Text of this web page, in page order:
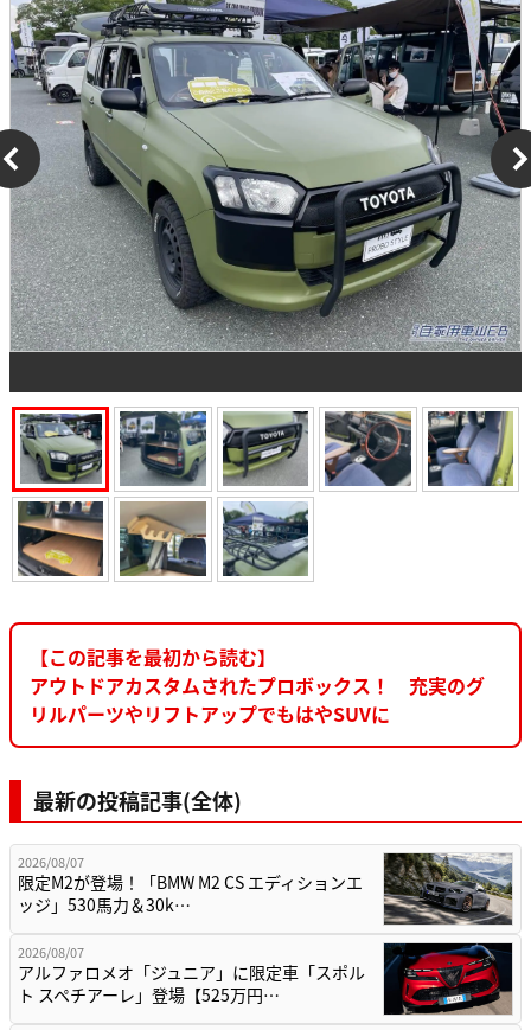
【この記事を最初から読む】
アウトドアカスタムされたプロボックス！ 充実のグ
リルパーツやリフトアップでもはやSUVに
最新の投稿記事(全体)
2026/08/07
限定M2が登場！「BMW M2 CS エディションエ
ッジ」530馬力＆30k…
2026/08/07
アルファロメオ「ジュニア」に限定車「スポル
ト スペチアーレ」登場【525万円…